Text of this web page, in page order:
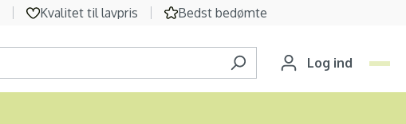
Kvalitet til lavpris Bedst bedømte
Log ind